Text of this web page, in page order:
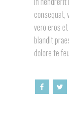
consequat,
vero eros
blandit
dolore te